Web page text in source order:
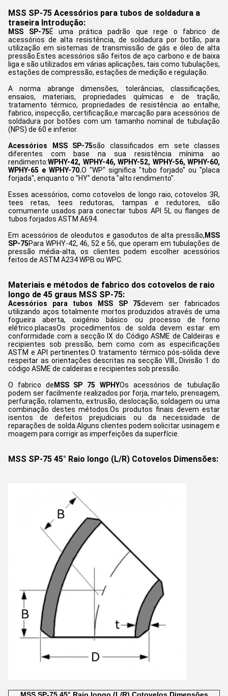
MSS SP-75 Acessórios para tubos de soldadura a
traseira Introdução:
MSS SP-75É uma prática padrão que rege o fabrico de
acessórios de alta resistência, de soldadura por botão, para
utilização em sistemas de transmissão de gás e óleo de alta
pressão.Estes acessórios são feitos de aço carbono e de baixa
liga e são utilizados em várias aplicações, tais como tubulações,
estações de compressão, estações de medição e regulação.
A norma abrange dimensões, tolerâncias, classificações,
ensaios, materiais, propriedades químicas e de tração,
tratamento térmico, propriedades de resistência ao entalhe,
fabrico, inspecção, certificação,e marcação para acessórios de
soldadura por botões com um tamanho nominal de tubulação
(NPS) de 60 e inferior.
Acessórios MSS SP-75são classificados em sete classes
diferentes com base na sua resistência mínima ao
rendimento:WPHY-42, WPHY-46, WPHY-52, WPHY-56, WPHY-60,
WPHY-65 e WPHY-70.O "WP" significa "tubo forjado" ou "placa
forjada", enquanto o "HY" denota "alto rendimento".
Esses acessórios, como cotovelos de longo raio, cotovelos 3R,
tees retas, tees redutoras, tampas e redutores, são
comumente usados para conectar tubos API 5L ou flanges de
tubos forjados ASTM A694.
Em acessórios de oleodutos e gasodutos de alta pressão, MSS
SP-75Para WPHY-42, 46, 52 e 56, que operam em tubulações de
pressão média-alta, os clientes podem escolher acessórios
feitos de ASTM A234 WPB ou WPC.
Materiais e métodos de fabrico dos cotovelos de raio
longo de 45 graus MSS SP-75:
Acessórios para tubos MSS SP 75devem ser fabricados
utilizando aços totalmente mortos produzidos através de uma
fogueira aberta, oxigénio básico ou processo de forno
elétrico.placasOs procedimentos de solda devem estar em
conformidade com a secção IX do Código ASME de Caldeiras e
recipientes sob pressão, bem como com as especificações
ASTM e API pertinentes.O tratamento térmico pós-sólida deve
respeitar as orientações descritas na secção VIII., Divisão 1 do
código ASME de caldeiras e recipientes sob pressão.
O fabrico de MSS SP 75 WPHYOs acessórios de tubulação
podem ser facilmente realizados por forja, martelo, prensagem,
perfuração, rolamento, extrusão, deslocação, soldagem ou uma
combinação destes métodos.Os produtos finais devem estar
isentos de defeitos prejudiciais ou da necessidade de
reparações de solda.Alguns clientes podem solicitar usinagem e
moagem para corrigir as imperfeições da superfície.
MSS SP-75 45° Raio longo (L/R) Cotovelos Dimensões: